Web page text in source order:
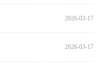
2026-03-17
2026-03-17